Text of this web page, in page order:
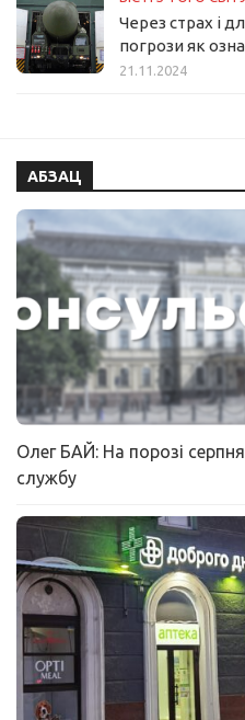
Через страх і
погрози як
21.11.2024
АБЗАЦ
Олег БАЙ: На порозі
службу